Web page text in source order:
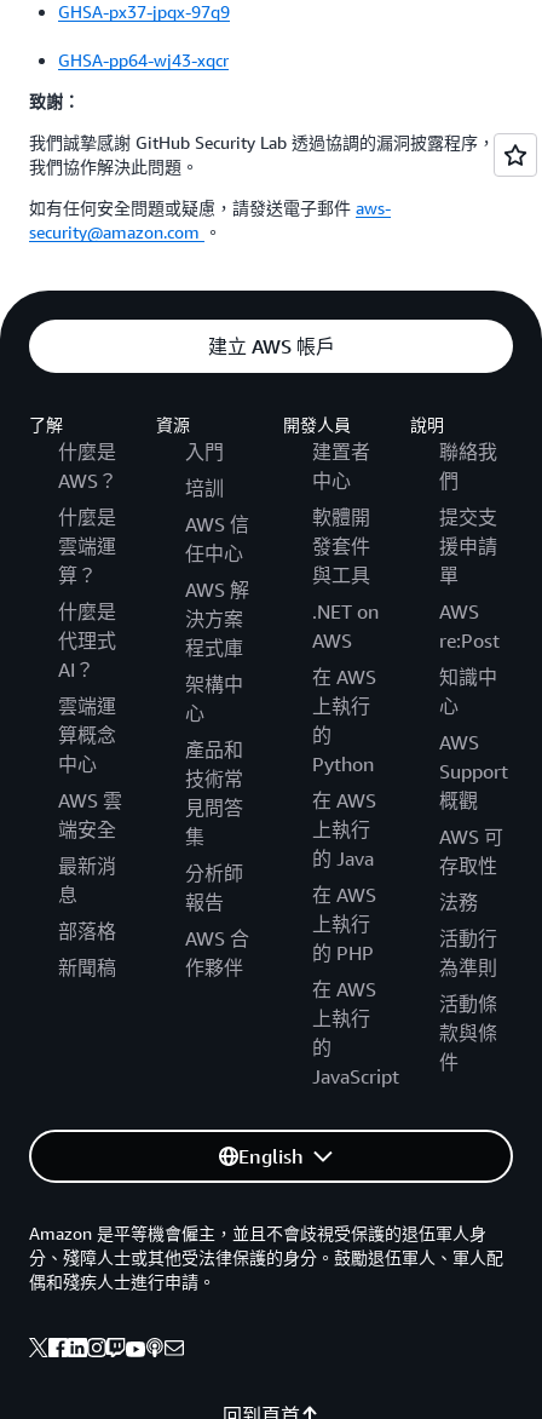
GHSA-px37-jpqx-97q9
GHSA-pp64-wj43-xqcr
致謝：
我們誠摯感謝 GitHub Security Lab 透過協調的漏洞披露程序，與
我們協作解決此問題。
如有任何安全問題或疑慮，請發送電子郵件 aws-
security@amazon.com 。
建立 AWS 帳戶
了解
什麼是
AWS？
什麼是
雲端運
算？
什麼是
代理式
AI？
雲端運
算概念
中心
AWS 雲
端安全
最新消
息
部落格
新聞稿
資源
入門
培訓
AWS 信
任中心
AWS 解
決方案
程式庫
架構中
心
產品和
技術常
見問答
集
分析師
報告
AWS 合
作夥伴
開發人員
建置者
中心
軟體開
發套件
與工具
.NET on
AWS
在 AWS
上執行
的
Python
在 AWS
上執行
的 Java
在 AWS
上執行
的 PHP
在 AWS
上執行
的
JavaScript
說明
聯絡我
們
提交支
援申請
單
AWS
re:Post
知識中
心
AWS
Support
概觀
AWS 可
存取性
法務
活動行
為準則
活動條
款與條
件
English
Amazon 是平等機會僱主，並且不會歧視受保護的退伍軍人身
分、殘障人士或其他受法律保護的身分。鼓勵退伍軍人、軍人配
偶和殘疾人士進行申請。